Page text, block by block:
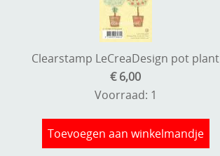
Clearstamp LeCreaDesign pot plant
€ 6,00
Voorraad: 1
Toevoegen aan winkelmandje